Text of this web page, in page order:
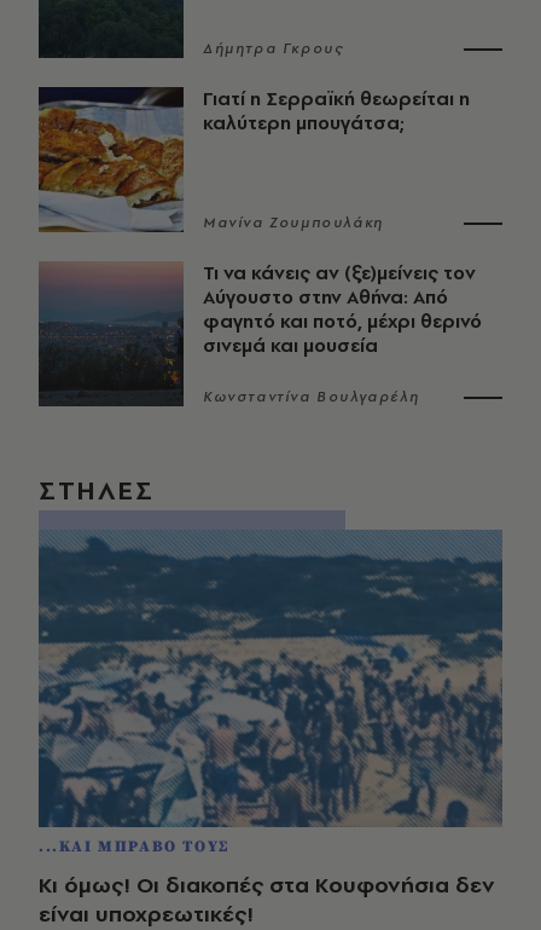
Δήμητρα Γκρους
Γιατί η Σερραϊκή θεωρείται η
καλύτερη μπουγάτσα;
Μανίνα Ζουμπουλάκη
Τι να κάνεις αν (ξε)μείνεις τον
Αύγουστο στην Αθήνα: Από
φαγητό και ποτό, μέχρι θερινό
σινεμά και μουσεία
Κωνσταντίνα Βουλγαρέλη
ΣΤΗΛΕΣ
...ΚΑΙ ΜΠΡΑΒΟ ΤΟΥΣ
Κι όμως! Οι διακοπές στα Κουφονήσια δεν
είναι υποχρεωτικές!